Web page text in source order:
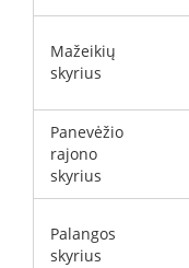
Mažeikių
skyrius
Panevėžio
rajono
skyrius
Palangos
skyrius